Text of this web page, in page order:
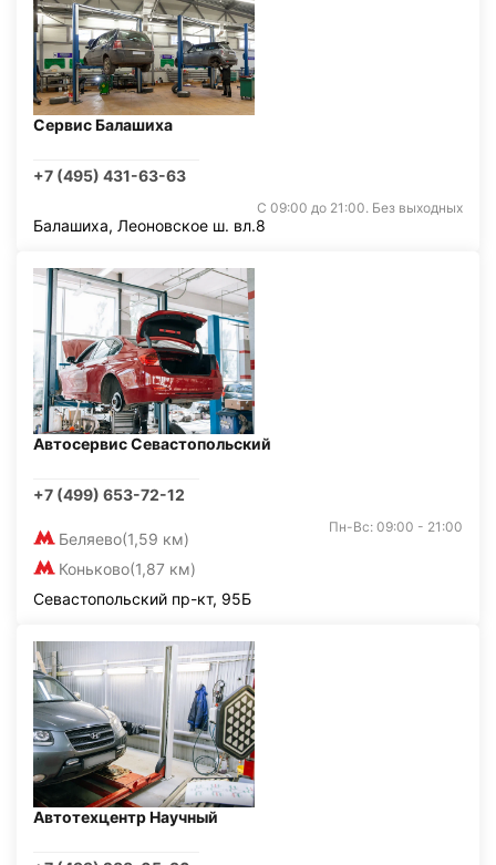
Сервис Балашиха
+7 (495) 431-63-63
С 09:00 до 21:00. Без выходных
Балашиха, Леоновское ш. вл.8
Автосервис Севастопольский
+7 (499) 653-72-12
Беляево(1,59 км)
Коньково(1,87 км)
Пн-Вс: 09:00 - 21:00
Севастопольский пр-кт, 95Б
Автотехцентр Научный